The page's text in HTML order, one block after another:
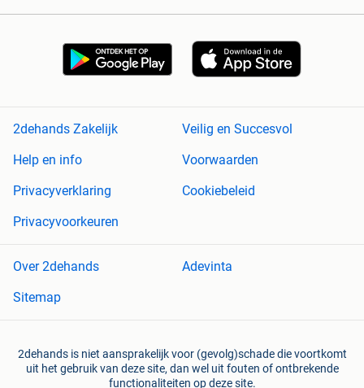
2dehands Zakelijk
Veilig en Succesvol
Help en info
Voorwaarden
Privacyverklaring
Cookiebeleid
Privacyvoorkeuren
Over 2dehands
Adevinta
Sitemap
2dehands is niet aansprakelijk voor (gevolg)schade die voortkomt
uit het gebruik van deze site, dan wel uit fouten of ontbrekende
functionaliteiten op deze site.